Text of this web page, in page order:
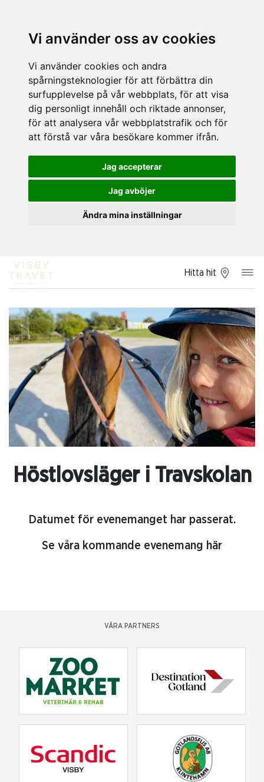
Vi använder oss av cookies
Vi använder cookies och andra
spårningsteknologier för att förbättra din
surfupplevelse på vår webbplats, för att visa
dig personligt innehåll och riktade annonser,
för att analysera vår webbplatstrafik och för
att förstå var våra besökare kommer ifrån.
Jag accepterar
Jag avböjer
Ändra mina inställningar
Hitta hit
Höstlovsläger i Travskolan
Datumet för evenemanget har passerat.
Se våra kommande evenemang här
VÅRA PARTNERS